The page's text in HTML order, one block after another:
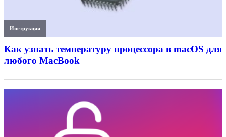
Инструкции
Как узнать температуру процессора в macOS для
любого MacBook